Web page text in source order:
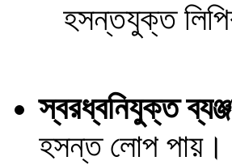
হসন্তযুক্ত
স্বরধ্বনিযুক্ত
হসন্ত লোপ পায়।